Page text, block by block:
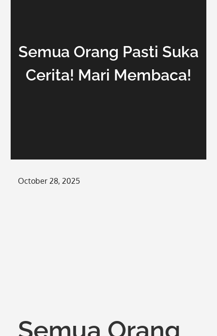
Semua Orang Pasti Suka
Cerita! Mari Membaca!
Posted
October 28, 2025
Semua Orang